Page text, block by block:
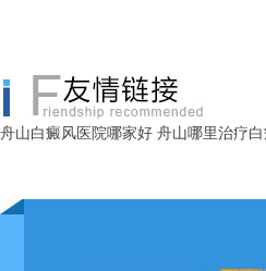
舟山白癜风医院哪家好 舟山哪里治疗